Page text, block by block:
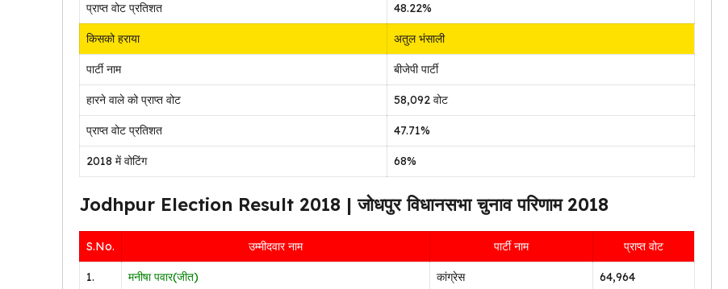
प्राप्त वोट प्रतिशत 48.22%
किसको हराया अतुल भंसाली
पार्टी नाम बीजेपी पार्टी
हारने वाले को प्राप्त वोट 58,092 वोट
प्राप्त वोट प्रतिशत 47.71%
2018 में वोटिंग 68%
Jodhpur Election Result 2018 | जोधपुर विधानसभा चुनाव परिणाम 2018
S.No. उम्मीदवार नाम पार्टी नाम प्राप्त वोट
1. मनीषा पवार(जीत) कांग्रेस 64,964